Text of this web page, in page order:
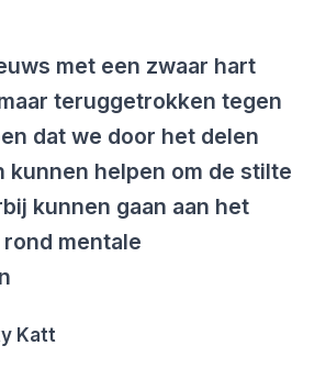
met een zwaar hart
teruggetrokken tegen
dat we door het delen
helpen om de stilte
kunnen gaan aan het
mentale
Katt